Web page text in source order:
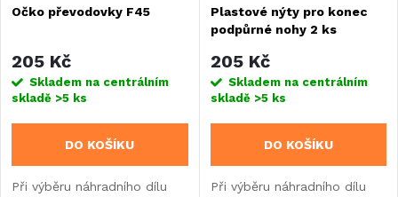
Očko převodovky F45
205 Kč
Skladem na centrálním
skladě >5 ks
DO KOŠÍKU
Při výběru náhradního dílu
Plastové nýty pro konec
podpůrné nohy 2 ks
205 Kč
Skladem na centrálním
skladě >5 ks
DO KOŠÍKU
Při výběru náhradního dílu